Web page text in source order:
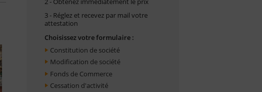
3 - Réglez et recevez par mail votre
attestation
Choisissez votre formulaire :
Constitution de société
Modification de société
Fonds de Commerce
Cessation d'activité